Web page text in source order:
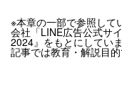
※本章の一部で参照して
会社「LINE広告公式サ
2024』をもとにしていま
記事では教育・解説目